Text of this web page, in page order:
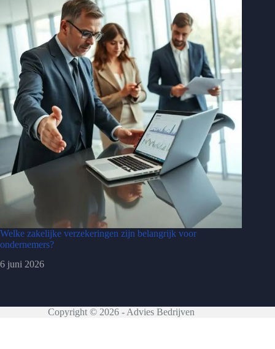
Welke zakelijke verzekeringen zijn belangrijk voor
ondernemers?
6 juni 2026
Copyright © 2026 - Advies Bedrijven